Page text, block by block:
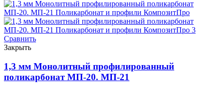
Сравнить
Закрыть
1,3 мм Монолитный профилированный
поликарбонат МП-20. МП-21